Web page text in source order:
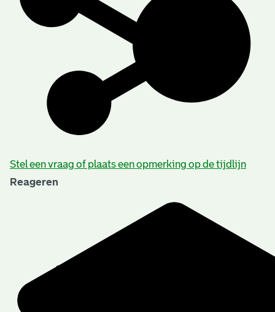
Stel een vraag of plaats een opmerking op de tijdlijn
Reageren